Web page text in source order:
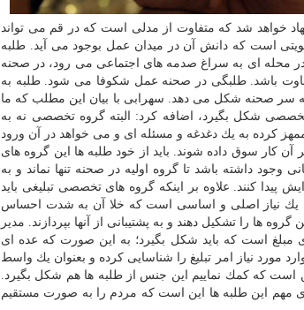
خواهد شد كه متفاوت از مدلی است كه در قم می تواند
است كه دانش آن در میدان عمل بوجود می آید. طلبه
در محله ای به سراغ صدمه های اجتماعی می رود، در صحنه
باشد. طلبگی در صحنه عمل شكوفا می شود. طلبه به
سر صحنه شكل می دهد. سهرابی با بیان این مطلب كه ما
شكل بگیرد، اضافه كرد: البته گروه تخصصی نه به
كرده به یك دغدغه و مسئله ای و می خواهد در آن ورود
آن كار سوق داده شوند. باید از خود طلبه ها این گروه های
داشته باشد تا گروه اولیه در صحنه تنها نماند و به
كنند. علاوه بر اینكه گروه های تخصصی تبلیغی باید
یك نیاز اصلی و اساسی است كه خلا آن به شدت احساس
ها را تشكیل دهند و به پشتیبانی از آنها بپردازند. مدیر
مبلغ است كه باید شكل بگیرد؛ به این صورت كه عده ای
مورد نیاز امر تبلیغ را شناسایی كرده و بعنوان یك واسط
است كه كمك نماییم این جنس از طلبه ها هم شكل بگیرد.
مهم این طلبه ها این است كه مردم را به صورت مستقیم